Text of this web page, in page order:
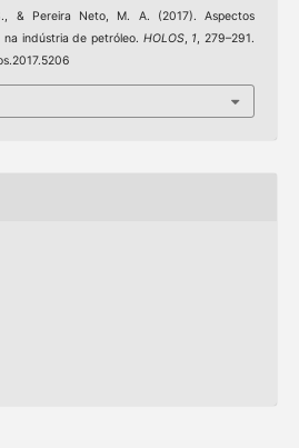
& Pereira Neto, M. A. (2017). Aspectos
indústria de petróleo. HOLOS, 1, 279–291.